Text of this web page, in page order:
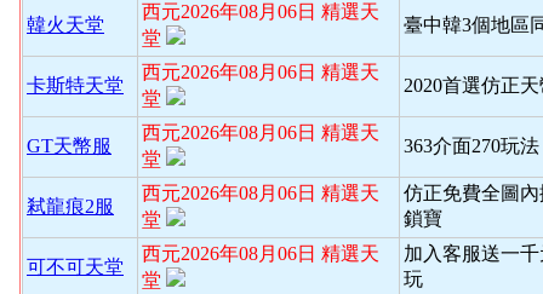
韓火天堂
西元2026年08月06日 精選天
堂
臺中韓3個地區
卡斯特天堂
西元2026年08月06日 精選天
堂
2020首選仿正
GT天幣服
西元2026年08月06日 精選天
堂
363介面270玩
弒龍痕2服
西元2026年08月06日 精選天
堂
仿正免費全圖
鎖寶
可不可天堂
西元2026年08月06日 精選天
堂
加入客服送一
玩